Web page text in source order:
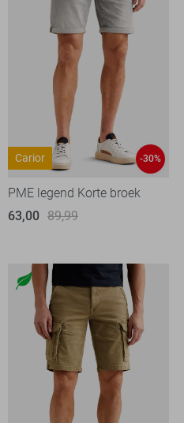
Carior -30%
PME legend Korte broek
63,00 89,99